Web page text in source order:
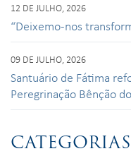
12 DE JULHO, 2026
“Deixemo-nos
09 DE JULHO, 2026
Santuário de Fátima
Peregrinação Bênção
CATEGORIAS